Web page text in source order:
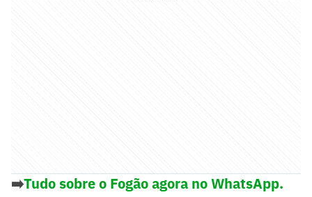
➡️Tudo sobre o Fogão agora no WhatsApp.